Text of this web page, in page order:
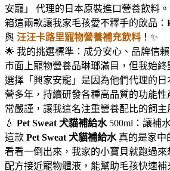
安寵」 代理的日本原裝進口營養飲料
箱這兩款讓我家毛孩愛不釋手的飲品：
與 汪汪卡路里寵物營養補充飲料 ！✨
🌟 我的挑選標準：成分安心、品牌信賴
市面上寵物營養品琳瑯滿目，但我始
選擇「興家安寵」是因為他們代理的日
營多年，持續研發各種高品質的功能
常嚴謹，讓我這名注重營養配比的飼
💧 Pet Sweat 犬貓補給水500ml：讓補
這款 Pet Sweat 犬貓補給水 真的是家中
看看一倒出來，我家的小寶貝就跑過來
配方接近寵物體液，能幫助毛孩快速補